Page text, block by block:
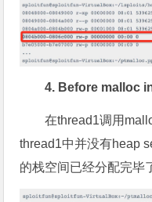
4. Before malloc
在thread1调用
thread1中并没有heap
的栈空间已经分配完毕